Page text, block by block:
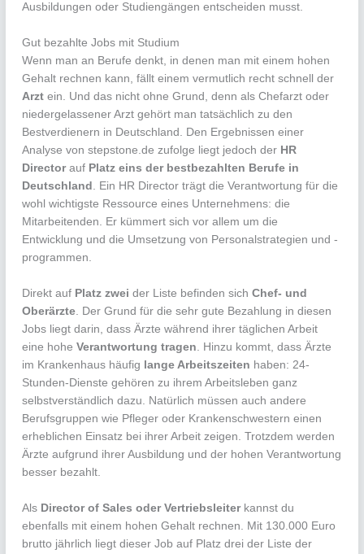
Ausbildungen oder Studiengängen entscheiden musst.
Gut bezahlte Jobs mit Studium
Wenn man an Berufe denkt, in denen man mit einem hohen
Gehalt rechnen kann, fällt einem vermutlich recht schnell der
Arzt ein. Und das nicht ohne Grund, denn als Chefarzt oder
niedergelassener Arzt gehört man tatsächlich zu den
Bestverdienern in Deutschland. Den Ergebnissen einer
Analyse von stepstone.de zufolge liegt jedoch der HR
Directorauf Platz eins der bestbezahlten Berufe in
Deutschland . Ein HR Director trägt die Verantwortung für die
wohl wichtigste Ressource eines Unternehmens: die
Mitarbeitenden. Er kümmert sich vor allem um die
Entwicklung und die Umsetzung von Personalstrategien und -
programmen.
Direkt auf Platz zwei der Liste befinden sichChef- und
Oberärzte. Der Grund für die sehr gute Bezahlung in diesen
Jobs liegt darin, dass Ärzte während ihrer täglichen Arbeit
eine hohe Verantwortung tragen. Hinzu kommt, dass Ärzte
im Krankenhaus häufig lange Arbeitszeiten haben: 24-
Stunden-Dienste gehören zu ihrem Arbeitsleben ganz
selbstverständlich dazu. Natürlich müssen auch andere
Berufsgruppen wie Pfleger oder Krankenschwestern einen
erheblichen Einsatz bei ihrer Arbeit zeigen. Trotzdem werden
Ärzte aufgrund ihrer Ausbildung und der hohen Verantwortung
besser bezahlt.
Als Director of Sales oder Vertriebsleiter kannst du
ebenfalls mit einem hohen Gehalt rechnen. Mit 130.000 Euro
brutto jährlich liegt dieser Job auf Platz drei der Liste der